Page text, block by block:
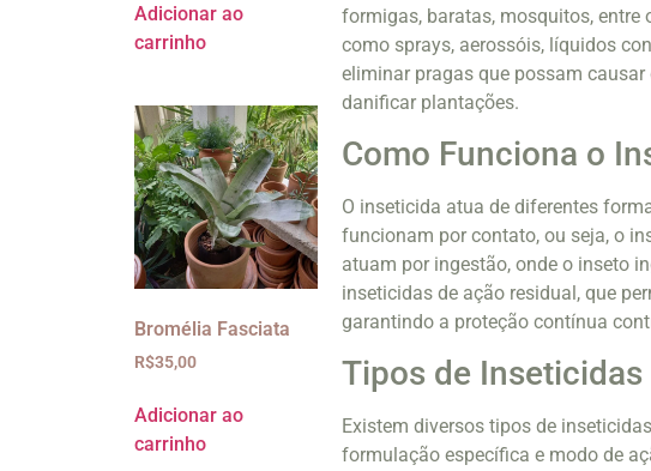
Adicionar ao
carrinho
Bromélia Fasciata
R$35,00
Adicionar ao
carrinho
formigas, baratas, mosquitos, entre
como sprays, aerossóis, líquidos
eliminar pragas que possam
danificar plantações.
Como Funciona o
O inseticida atua de diferentes
funcionam por contato, ou seja, o
atuam por ingestão, onde o inseto
inseticidas de ação residual, que
garantindo a proteção contínua
Tipos de Inseticidas
Existem diversos tipos de
formulação específica e modo de